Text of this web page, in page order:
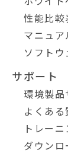
性能比較
マニュア
ソフト
サポート
環境製品
よくある
トレー
ダウン